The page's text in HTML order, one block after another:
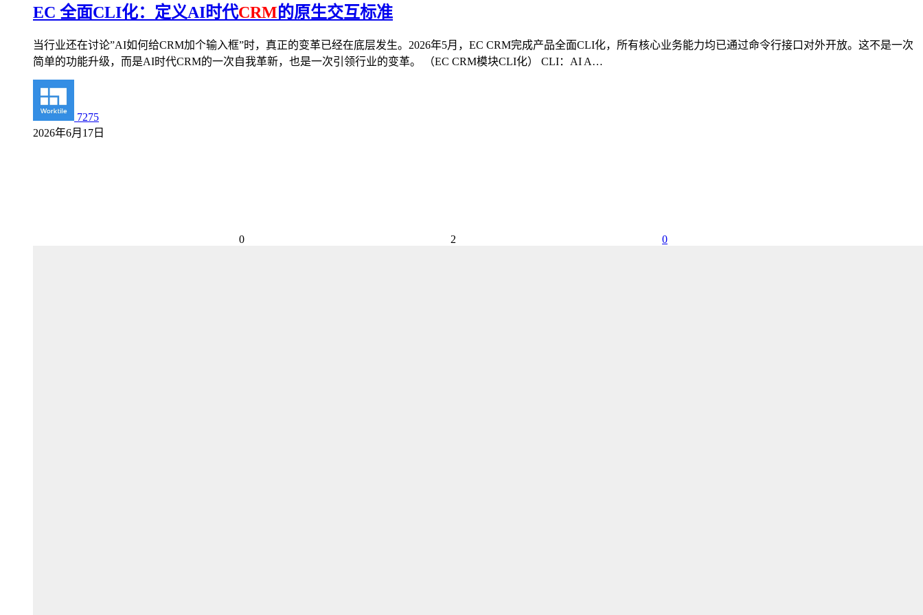
EC 全面CLI化：定义AI时代CRM的原生交互标准
当行业还在讨论”AI如何给CRM加个输入框”时，真正的变革已经在底层发生。2026年5月，EC CRM完成产品全面CLI化，所有核心业务能力均已通过命令行接口对外开放。这不是一次
简单的功能升级，而是AI时代CRM的一次自我革新，也是一次引领行业的变革。 （EC CRM模块CLI化） CLI：AI A…
7275
2026年6月17日
0 2 0